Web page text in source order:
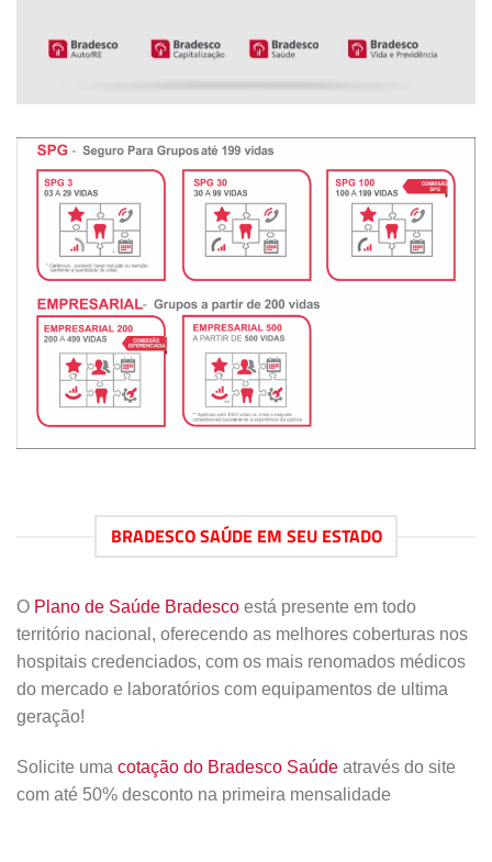
BRADESCO SAÚDE EM SEU ESTADO
O Plano de Saúde Bradesco está presente em todo
território nacional, oferecendo as melhores coberturas nos
hospitais credenciados, com os mais renomados médicos
do mercado e laboratórios com equipamentos de ultima
geração!
Solicite uma cotação do Bradesco Saúde através do site
com até 50% desconto na primeira mensalidade